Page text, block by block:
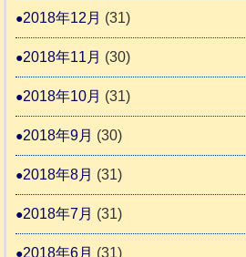
2018年12月 (31)
2018年11月 (30)
2018年10月 (31)
2018年9月 (30)
2018年8月 (31)
2018年7月 (31)
2018年6月 (31)